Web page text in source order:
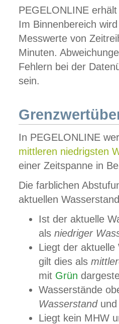
PEGELONLINE
Im Binnenbereich
Messwerte von
Minuten.
Fehlern bei der
sein.
In PEGELONLINE
mittleren niedrigsten
einer Zeitspanne in
Die farblichen
aktuellen
Ist der aktuelle
als niedriger
Liegt der
gilt dies als
mit Grün
Wasserstände
Wasserstandund
Liegt kein MHW